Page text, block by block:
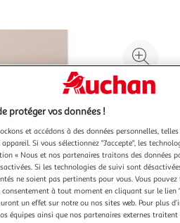
à
à
100
%
le
protéger vos données !
et accédons à des données personnelles,
Si vous sélectionnez "J'accepte", les
« Nous et nos partenaires traitons des données
Si les technologies de suivi sont
ne soient pas pertinents pour vous. Vous
à tout moment en cliquant sur le lien
un effet sur notre ou nos sites web. Pour plus
équipes ainsi que nos partenaires externes